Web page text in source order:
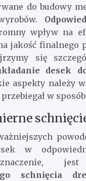
do budowy
wpływ na
jakość finalnego
się
desek
aspekty należy
w
w
jest
schnięcia